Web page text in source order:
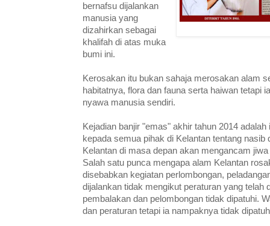
bernafsu dijalankan
manusia yang
dizahirkan sebagai
khalifah di atas muka
bumi ini.
Kerosakan itu bukan sahaja merosakan alam
habitatnya, flora dan fauna serta haiwan tetapi
nyawa manusia sendiri.
Kejadian banjir "emas" akhir tahun 2014
kepada semua pihak di Kelantan tentang nasib
Kelantan di masa depan akan mengancam
Salah satu punca mengapa alam Kelantan
disebabkan kegiatan perlombongan,
dijalankan tidak mengikut peraturan yang telah
pembalakan dan pelombongan tidak dipatuhi.
dan peraturan tetapi ia nampaknya tidak